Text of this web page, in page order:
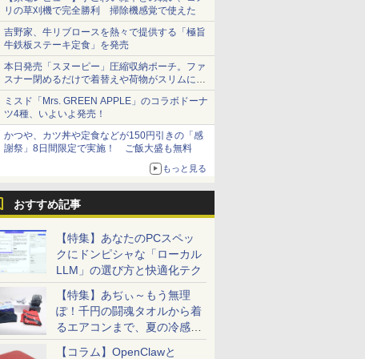
リの草刈機で完全勝利 掃除機感覚で使えた
吉野家、牛リブロースを熱々で提供する「極旨
牛鉄板ステーキ定食」を発売
本日発売「スヌーピー」圧縮収納ポーチ。ファ
スナー閉めるだけで着替えや荷物がスリムにま
とまる
ミスド「Mrs. GREEN APPLE」のコラボドーナ
ツ4種、いよいよ発売！
かつや、カツ丼や定食などが150円引きの「感
謝祭」8日間限定で実施！ ご飯大盛も無料
もっと見る
おすすめ記事
【特集】あなたのPCスペッ
クにドンピシャな「ローカル
LLM」の選び方と快適化テク
【特集】あぢぃ～もう無理
ぽ！千円の闘魂タオルから着
るエアコンまで、夏の冷感グ
ッズ一挙紹介
【コラム】OpenClawと